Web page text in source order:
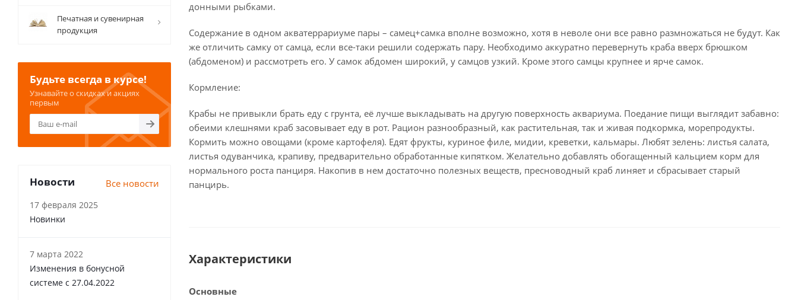
донными рыбками.
Содержание в одном акватеррариуме пары – самец+самка вполне возможно, хотя в неволе они все равно размножаться не будут. Как
же отличить самку от самца, если все-таки решили содержать пару. Необходимо аккуратно перевернуть краба вверх брюшком
(абдоменом) и рассмотреть его. У самок абдомен широкий, у самцов узкий. Кроме этого самцы крупнее и ярче самок.
Кормление:
Крабы не привыкли брать еду с грунта, её лучше выкладывать на другую поверхность аквариума. Поедание пищи выглядит забавно:
обеими клешнями краб засовывает еду в рот. Рацион разнообразный, как растительная, так и живая подкормка, морепродукты.
Кормить можно овощами (кроме картофеля). Едят фрукты, куриное филе, мидии, креветки, кальмары. Любят зелень: листья салата,
листья одуванчика, крапиву, предварительно обработанные кипятком. Желательно добавлять обогащенный кальцием корм для
нормального роста панциря. Накопив в нем достаточно полезных веществ, пресноводный краб линяет и сбрасывает старый
панцирь.
Характеристики
Основные
Печатная и сувенирная
продукция
Будьте всегда в курсе!
Узнавайте о скидках и акциях
первым
Новости Все новости
17 февраля 2025
Новинки
7 марта 2022
Изменения в бонусной
системе с 27.04.2022